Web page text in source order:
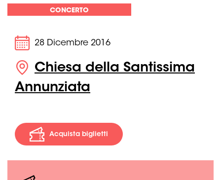
CONCERTO
28 Dicembre 2016
Chiesa della Santissima
Annunziata
Acquista biglietti